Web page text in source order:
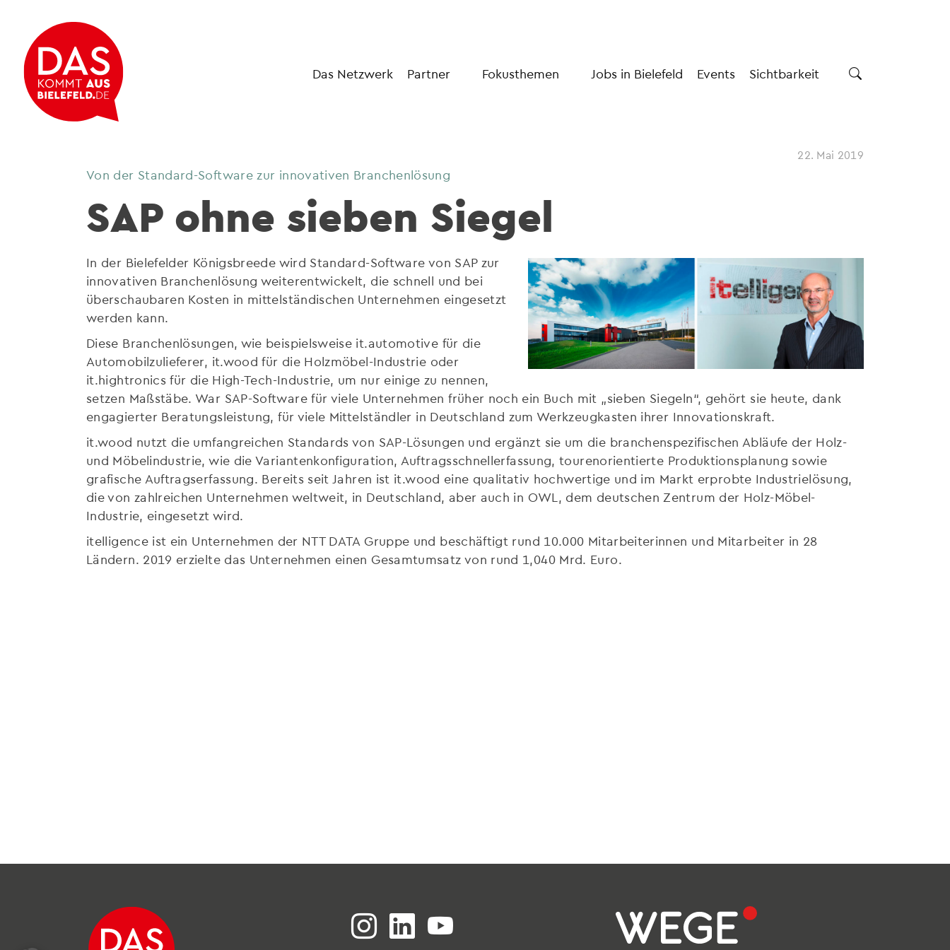
Das Netzwerk Partner Fokusthemen Jobs in Bielefeld Events Sichtbarkeit
22. Mai 2019
Von der Standard-Software zur innovativen Branchenlösung
SAP ohne sieben Siegel
In der Bielefelder Königsbreede wird Standard-Software von SAP zur
innovativen Branchenlösung weiterentwickelt, die schnell und bei
überschaubaren Kosten in mittelständischen Unternehmen eingesetzt
werden kann.
Diese Branchenlösungen, wie beispielsweise it.automotive für die
Automobilzulieferer, it.wood für die Holzmöbel-Industrie oder
it.hightronics für die High-Tech-Industrie, um nur einige zu nennen,
setzen Maßstäbe. War SAP-Software für viele Unternehmen früher noch ein Buch mit „sieben Siegeln“, gehört sie heute, dank
engagierter Beratungsleistung, für viele Mittelständler in Deutschland zum Werkzeugkasten ihrer Innovationskraft.
it.wood nutzt die umfangreichen Standards von SAP-Lösungen und ergänzt sie um die branchenspezifischen Abläufe der Holz-
und Möbelindustrie, wie die Variantenkonfiguration, Auftragsschnellerfassung, tourenorientierte Produktionsplanung sowie
grafische Auftragserfassung. Bereits seit Jahren ist it.wood eine qualitativ hochwertige und im Markt erprobte Industrielösung,
die von zahlreichen Unternehmen weltweit, in Deutschland, aber auch in OWL, dem deutschen Zentrum der Holz-Möbel-
Industrie, eingesetzt wird.
itelligence ist ein Unternehmen der NTT DATA Gruppe und beschäftigt rund 10.000 Mitarbeiterinnen und Mitarbeiter in 28
Ländern. 2019 erzielte das Unternehmen einen Gesamtumsatz von rund 1,040 Mrd. Euro.